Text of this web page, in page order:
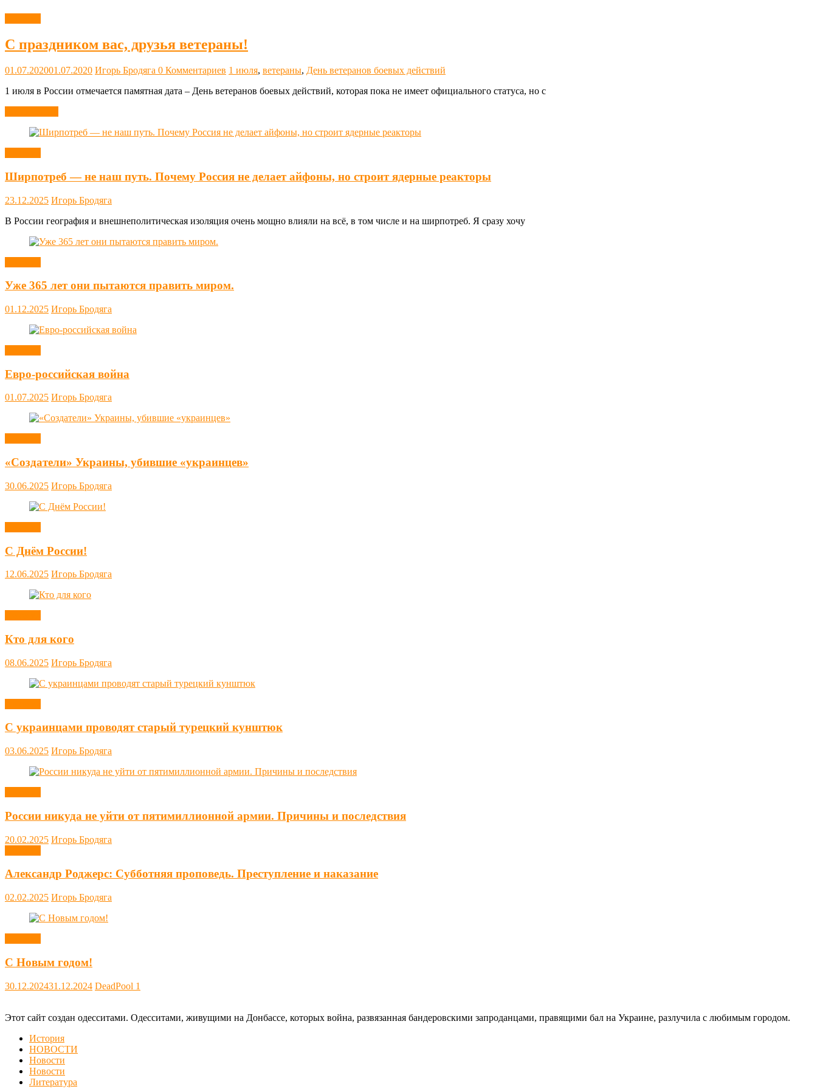
С праздником вас, друзья ветераны!
01.07.202001.07.2020 Игорь Бродяга 0 Комментариев 1 июля, ветераны, День ветеранов боевых действий
1 июля в России отмечается памятная дата – День ветеранов боевых действий, которая пока не имеет официального статуса, но с
Ширпотреб — не наш путь. Почему Россия не делает айфоны, но строит ядерные реакторы
23.12.2025 Игорь Бродяга
В России география и внешнеполитическая изоляция очень мощно влияли на всё, в том числе и на ширпотреб. Я сразу хочу
Уже 365 лет они пытаются править миром.
01.12.2025 Игорь Бродяга
Евро-российская война
01.07.2025 Игорь Бродяга
«Создатели» Украины, убившие «украинцев»
30.06.2025 Игорь Бродяга
С Днём России!
12.06.2025 Игорь Бродяга
Кто для кого
08.06.2025 Игорь Бродяга
С украинцами проводят старый турецкий кунштюк
03.06.2025 Игорь Бродяга
России никуда не уйти от пятимиллионной армии. Причины и последствия
20.02.2025 Игорь Бродяга
Александр Роджерс: Субботняя проповедь. Преступление и наказание
02.02.2025 Игорь Бродяга
С Новым годом!
30.12.202431.12.2024 DeadPool 1
Этот сайт создан одесситами. Одесситами, живущими на Донбассе, которых война, развязанная бандеровскими запроданцами, правящими бал на Украине, разлучила с любимым городом.
История
НОВОСТИ
Новости
Новости
Литература